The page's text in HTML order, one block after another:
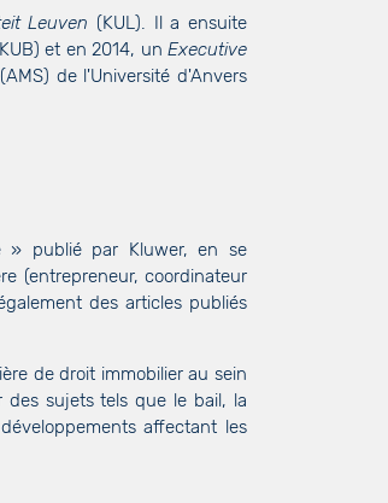
Leuven (KUL). Il a ensuite
et en 2014, unExecutive
de l'Université d'Anvers
» publié par Kluwer, en se
(entrepreneur, coordinateur
des articles publiés
de droit immobilier au sein
sujets tels que le bail, la
affectant les